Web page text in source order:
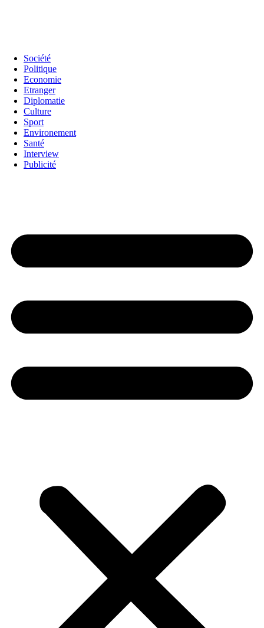
Société
Politique
Economie
Etranger
Diplomatie
Culture
Sport
Environement
Santé
Interview
Publicité